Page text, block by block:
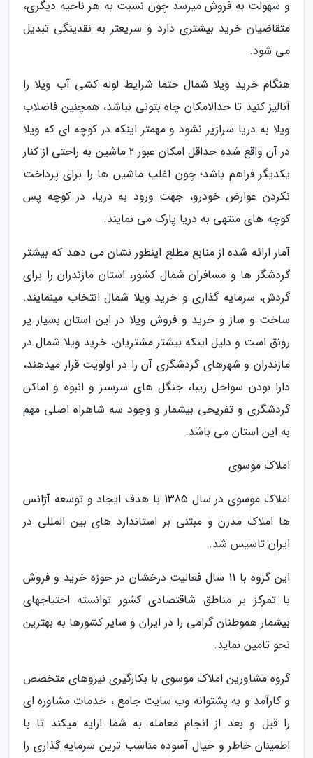
و سهولت به فروش میرسد چون نسبت به هر ناحیه دیگری،
متقاضیان خرید بیشتری دارد و سریعتر به نقدینگی تبدیل
می شود.
هنگام خرید ویلا شمال حتما شرایط لوله کشی آب ویلا را
آنالیز کنید تا حدالامکان چاه بتونی نباشد، همچنین فاضلاب
ویلا به دریا سرازیر نشود و مهمتر اینکه در کوچه ای که ویلا
در آن واقع شده حداقل امکان عبور 2 ماشین به راحتی از کنار
یکدیگر فراهم باشد؛ چون اغلب ماشین ها را برای پرداخت
نکردن عوارض خودرو، جهت ورود به دریا، در کوچه پس
کوچه های منتهی به دریا پارک می نمایند.
آمار ارائه شده از منابع مطلع اینطور نشان می دهد که بیشتر
گردشگر ها و مسافران شمال کشور، استان مازندران را برای
گردش، سرمایه گذاری و خرید ویلا شمال انتخاب مینمایند.
ساخت و ساز و خرید و فروش ویلا در این استان بسیار پر
رونق است و دلیل اینکه بیشتر مشتریان، خرید ویلا شمال در
مازندران و شهرهای گردشگری آن را در اولویت قرار میدهند،
دارا بودن سواحل زیبا، جنگل های سرسبز و انبوه و اماکن
گردشگری و تفریحی بیشمار و وجود سه شاهراه اصلی مهم
به این استان می باشد.
املاک موسوی
املاک موسوی در سال 1385 با هدف ایجاد و توسعه آژانس
ها املاک مدرن و مبتنی بر استاندارد های بین المللی در
ایران تاسیس شد.
این گروه با 11 سال فعالیت درخشان در حوزه خرید و فروش
با تمرکز بر مناطق شاقتصادی کشور توانسته احتیاجهای
بیشمار هموطنان گرامی را در ایران و سایر کشورها به بهترین
نحو تامین نماید.
گروه مشاورین املاک موسوی با بکارگیری نیروهای متخصص
و کارآمد و به پشتوانه وب سایت جامع ، خدمات مشاوره ای
را قبل و بعد از انجام معامله به شما ارایه میکند تا با
اطمینان خاطر و خیال آسوده مناسب ترین سرمایه گذاری را